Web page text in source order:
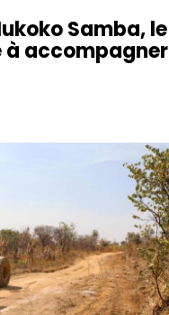
Samba, le
à accompagner